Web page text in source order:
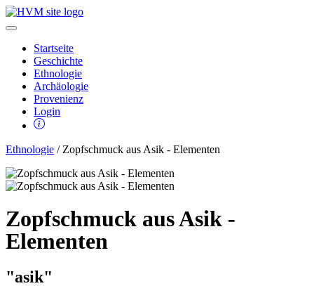
Startseite
Geschichte
Ethnologie
Archäologie
Provenienz
Login
Ethnologie / Zopfschmuck aus Asik - Elementen
Zopfschmuck aus Asik -
Elementen
"asik"